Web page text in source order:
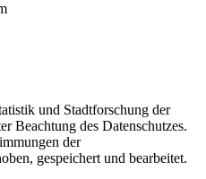
und Stadtforschung der
Beachtung des Datenschutzes.
der
gespeichert und bearbeitet.